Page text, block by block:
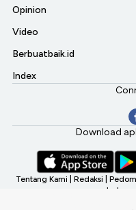
Opinion
Video
Berbuatbaik.id
Index
Download
Tentang Kami Redaksi
©2026 CNBC